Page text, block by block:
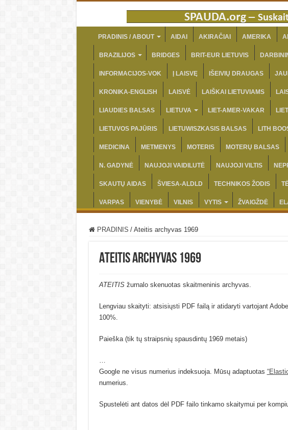
PRADINIS / ABOUT AIDAI AKIRAČIAI AMERIKA
BRAZILIJOS BRIDGES BRIT-EUR LIETUVIS
INFORMACIJOS-VOK Į LAISVĘ IŠEIVIŲ DRAUGAS
KRONIKA-ENGLISH LAISVĖ LAIŠKAI LIETUVIAMS
LIAUDIES BALSAS LIETUVA LIET-AMER-VAKAR
LIETUVOS PAJŪRIS LIETUWISZKASIS BALSAS LITH
MEDICINA METMENYS MOTERIS MOTERŲ BALSAS
N. GADYNĖ NAUJOJI VAIDILUTĖ NAUJOJI VILTIS
SKAUTŲ AIDAS ŠVIESA-ALDLD TECHNIKOS ŽODIS
VARPAS VIENYBĖ VILNIS VYTIS ŽVAIGŽDĖ
PRADINIS / Ateitis archyvas 1969
Ateitis archyvas 1969
ATEITISžurnalo skenuotas skaitmeninis archyvas.
Lengviau skaityti: atsisiųsti PDF failą ir atidaryti vartojant
100%.
Paieška (tik tų straipsnių spausdintų 1969 metais)
…
Google ne visus numerius indeksuoja. Mūsų adaptuotas
numerius.
Spustelėti ant datos dėl PDF failo tinkamo skaitymui per